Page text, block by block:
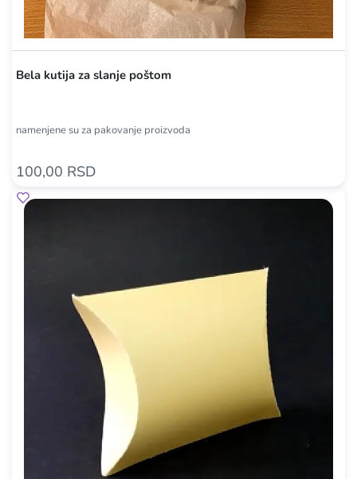
Bela kutija za slanje poštom
namenjene su za pakovanje proizvoda
100,00 RSD